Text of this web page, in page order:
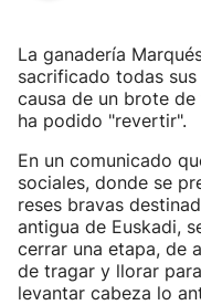
La ganadería
sacrificado todas
causa de un brote
ha podido "revertir".
En un comunicado
sociales, donde se
reses bravas
antigua de Euskadi,
cerrar una etapa, de
de tragar y llorar
levantar cabeza lo